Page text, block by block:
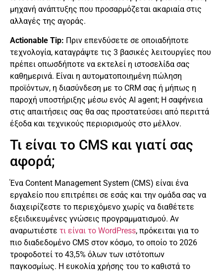
μηχανή ανάπτυξης που προσαρμόζεται ακαριαία στις
αλλαγές της αγοράς.
Actionable Tip: Πριν επενδύσετε σε οποιαδήποτε
τεχνολογία, καταγράψτε τις 3 βασικές λειτουργίες που
πρέπει οπωσδήποτε να εκτελεί η ιστοσελίδα σας
καθημερινά. Είναι η αυτοματοποιημένη πώληση
προϊόντων, η διασύνδεση με το CRM σας ή μήπως η
παροχή υποστήριξης μέσω ενός AI agent; Η σαφήνεια
στις απαιτήσεις σας θα σας προστατεύσει από περιττά
έξοδα και τεχνικούς περιορισμούς στο μέλλον.
Τι είναι το CMS και γιατί σας
αφορά;
Ένα Content Management System (CMS) είναι ένα
εργαλείο που επιτρέπει σε εσάς και την ομάδα σας να
διαχειρίζεστε το περιεχόμενο χωρίς να διαθέτετε
εξειδικευμένες γνώσεις προγραμματισμού. Αν
αναρωτιέστε τι είναι το WordPress, πρόκειται για το
πιο διαδεδομένο CMS στον κόσμο, το οποίο το 2026
τροφοδοτεί το 43,5% όλων των ιστότοπων
παγκοσμίως. Η ευκολία χρήσης του το καθιστά το